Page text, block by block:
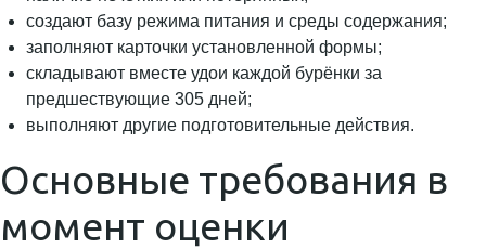
создают базу режима питания и среды содержания;
заполняют карточки установленной формы;
складывают вместе удои каждой бурёнки за
предшествующие 305 дней;
выполняют другие подготовительные действия.
Основные требования в
момент оценки